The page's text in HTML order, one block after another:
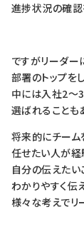
進捗状況の確認
ですがリーダー
部署のトップを
中には入社2～
選ばれることも
将来的にチーム
任せたい人が経
自分の伝えたい
わかりやすく伝
様々な考えでリ